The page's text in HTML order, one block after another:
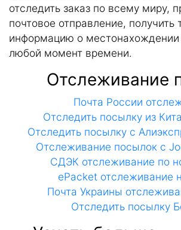
отследить заказ по всему миру,
почтовое отправление, получить
информацию о местонахождении
любой момент времени.
Отслеживание
Почта России
Отследить посылку из
Отследить посылку с
Отслеживание посылок с
СДЭК отслеживание по
ePacket отслеживание
Почта Украины
Отследить посылку